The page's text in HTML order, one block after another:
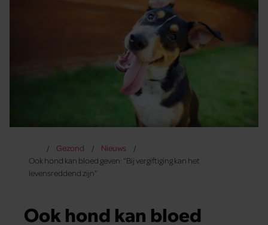
Gezond
Nieuws
Ook hond kan bloed geven: “Bij vergiftiging kan het
levensreddend zijn”
Ook hond kan bloed